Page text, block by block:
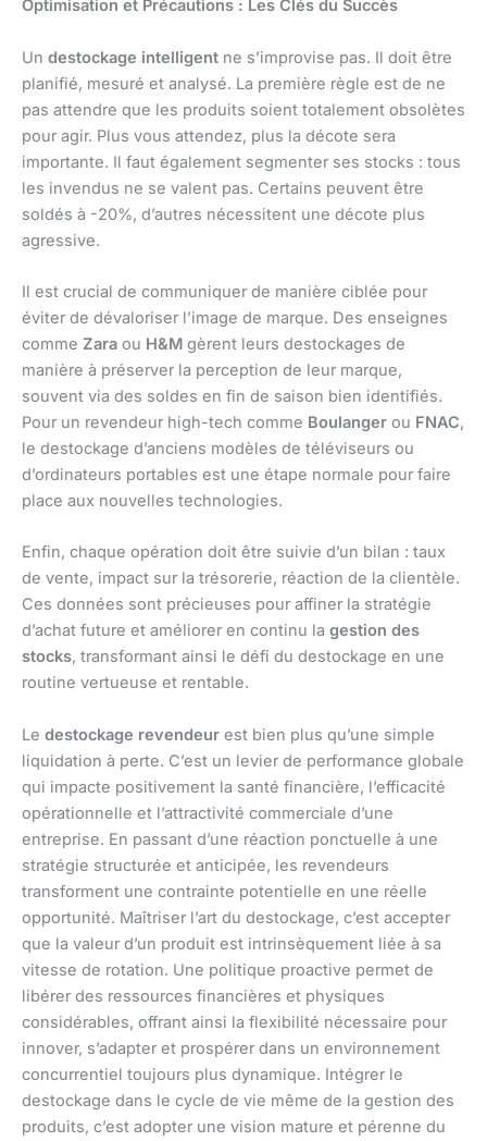
Optimisation et Précautions : Les Clés du Succès
Un destockage intelligent ne s’improvise pas. Il doit être
planifié, mesuré et analysé. La première règle est de ne
pas attendre que les produits soient totalement obsolètes
pour agir. Plus vous attendez, plus la décote sera
importante. Il faut également segmenter ses stocks : tous
les invendus ne se valent pas. Certains peuvent être
soldés à -20%, d’autres nécessitent une décote plus
agressive.
Il est crucial de communiquer de manière ciblée pour
éviter de dévaloriser l’image de marque. Des enseignes
comme Zara ou H&M gèrent leurs destockages de
manière à préserver la perception de leur marque,
souvent via des soldes en fin de saison bien identifiés.
Pour un revendeur high-tech comme Boulanger ou FNAC,
le destockage d’anciens modèles de téléviseurs ou
d’ordinateurs portables est une étape normale pour faire
place aux nouvelles technologies.
Enfin, chaque opération doit être suivie d’un bilan : taux
de vente, impact sur la trésorerie, réaction de la clientèle.
Ces données sont précieuses pour affiner la stratégie
d’achat future et améliorer en continu la gestion des
stocks, transformant ainsi le défi du destockage en une
routine vertueuse et rentable.
Le destockage revendeur est bien plus qu’une simple
liquidation à perte. C’est un levier de performance globale
qui impacte positivement la santé financière, l’efficacité
opérationnelle et l’attractivité commerciale d’une
entreprise. En passant d’une réaction ponctuelle à une
stratégie structurée et anticipée, les revendeurs
transforment une contrainte potentielle en une réelle
opportunité. Maîtriser l’art du destockage, c’est accepter
que la valeur d’un produit est intrinsèquement liée à sa
vitesse de rotation. Une politique proactive permet de
libérer des ressources financières et physiques
considérables, offrant ainsi la flexibilité nécessaire pour
innover, s’adapter et prospérer dans un environnement
concurrentiel toujours plus dynamique. Intégrer le
destockage dans le cycle de vie même de la gestion des
produits, c’est adopter une vision mature et pérenne du